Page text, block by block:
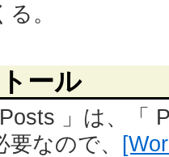
。
ール
Posts 」は、「
なので、